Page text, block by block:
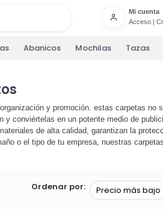
Mi cuenta
Acceso|
Abanicos Mochilas Tazas
y promoción. estas carpetas no
conviértelas en un potente medio de
de alta calidad, garantizan la
o el tipo de tu empresa, nuestras
tus necesidades. ¡no esperes más! haz
Ordenar por: Precio más bajo